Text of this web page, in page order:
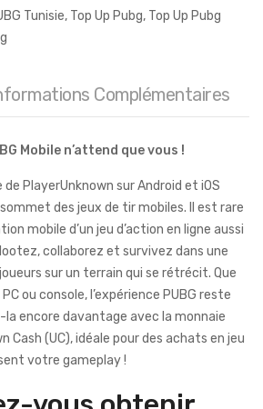
Tunisie, Top Up Pubg, Top Up Pubg
Complémentaires
Mobile n’attend que vous !
PlayerUnknown sur Android et iOS
des jeux de tir mobiles. Il est rare
mobile d’un jeu d’action en ligne aussi
collaborez et survivez dans une
sur un terrain qui se rétrécit. Que
ou console, l’expérience PUBG reste
encore davantage avec la monnaie
Cash (UC), idéale pour des achats en jeu
votre gameplay !